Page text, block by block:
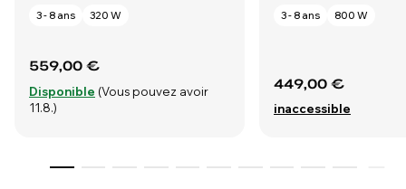
3 - 8 ans 320 W
559,00 €
Disponible (Vous pouvez avoir
11.8.)
3 - 8 ans 800 W
449,00 €
inaccessible